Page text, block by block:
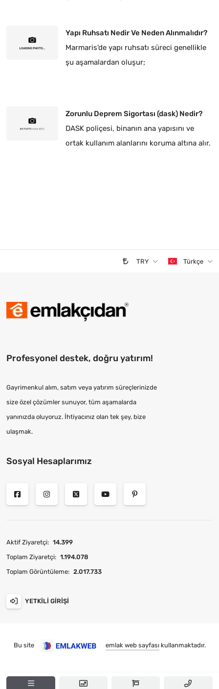
Yapı Ruhsatı Nedir Ve Neden Alınmalıdır?
Marmaris'de yapı ruhsatı süreci genellikle
şu aşamalardan oluşur;
Zorunlu Deprem Sigortası (dask) Nedir?
DASK poliçesi, binanın ana yapısını ve
ortak kullanım alanlarını koruma altına alır.
TRY Türkçe
Profesyonel destek, doğru yatırım!
Gayrimenkul alım, satım veya yatırım süreçlerinizde
size özel çözümler sunuyor, tüm aşamalarda
yanınızda oluyoruz. İhtiyacınız olan tek şey, bize
ulaşmak.
Sosyal Hesaplarımız
Aktif Ziyaretçi: 14.399
Toplam Ziyaretçi: 1.194.078
Toplam Görüntüleme: 2.017.733
YETKILI GIRIŞI
Bu site emlak web sayfasıkullanmaktadır.